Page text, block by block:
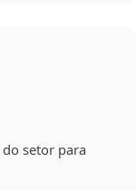
setor para